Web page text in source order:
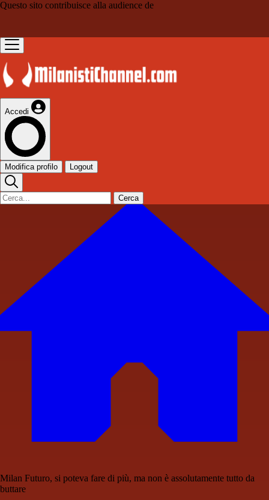
Questo sito contribuisce alla audience de
Accedi
Modifica profilo Logout
Cerca
Milan Futuro, si poteva fare di più, ma non è assolutamente tutto da
buttare